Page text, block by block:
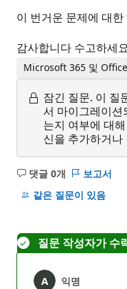
이 번거운 문제에 대
감사합니다 수고하세
Microsoft 365 및
잠긴 질문. 이 질
서 마이그레이션
는지 여부에 대
신을 추가하거나
댓글 0개
설
명
보고서
같은 질문이 있음
질문 작성자가 수
익명